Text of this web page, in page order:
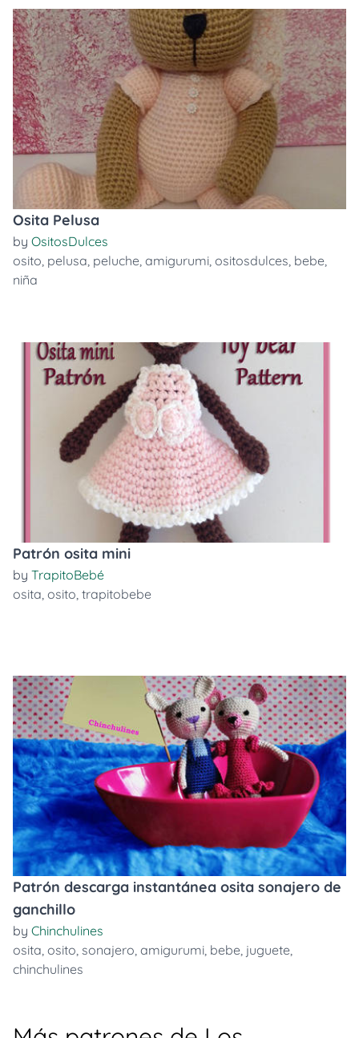
Osita Pelusa
by OsitosDulces
osito, pelusa, peluche, amigurumi, ositosdulces, bebe,
niña
Patrón osita mini
by TrapitoBebé
osita, osito, trapitobebe
Patrón descarga instantánea osita sonajero de
ganchillo
by Chinchulines
osita, osito, sonajero, amigurumi, bebe, juguete,
chinchulines